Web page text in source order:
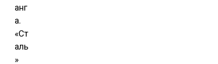
анг
а.
«Ст
аль
»